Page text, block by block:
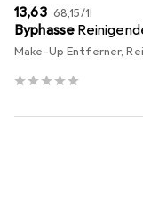
EUR
13,63 EUR
68,15/1l
Byphasse
Make-Up Entferner,